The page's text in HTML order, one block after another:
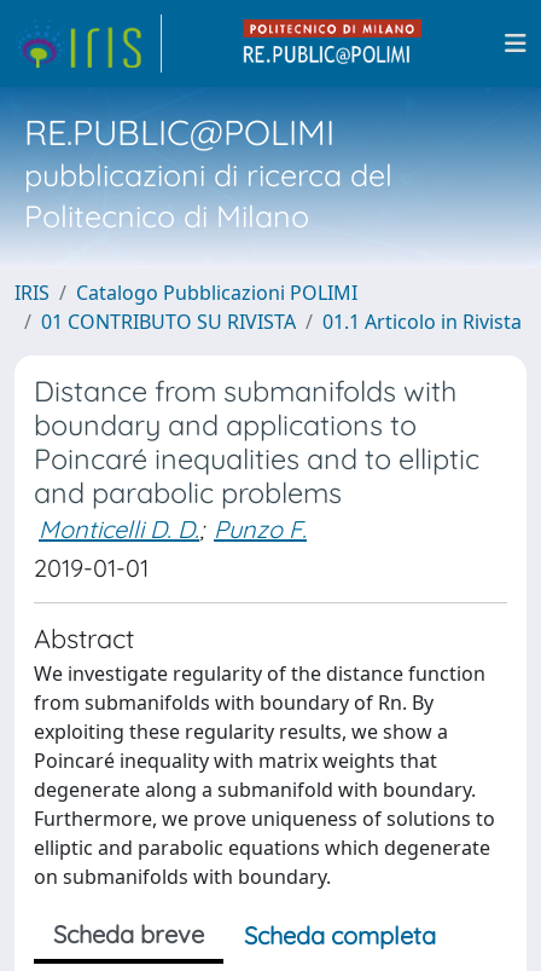
RE.PUBLIC@POLIMI
pubblicazioni di ricerca del
Politecnico di Milano
IRIS
Catalogo Pubblicazioni POLIMI
01 CONTRIBUTO SU RIVISTA
01.1 Articolo in Rivista
Distance from submanifolds with
boundary and applications to
Poincaré inequalities and to elliptic
and parabolic problems
Monticelli D. D.; Punzo F.
2019-01-01
Abstract
We investigate regularity of the distance function
from submanifolds with boundary of Rn. By
exploiting these regularity results, we show a
Poincaré inequality with matrix weights that
degenerate along a submanifold with boundary.
Furthermore, we prove uniqueness of solutions to
elliptic and parabolic equations which degenerate
on submanifolds with boundary.
Scheda breve
Scheda completa